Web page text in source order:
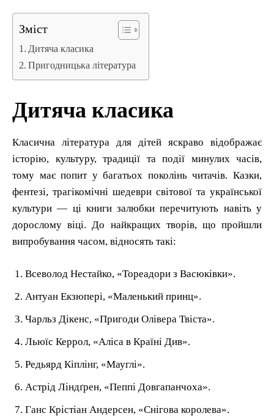
Зміст
Дитяча класика
Пригодницька література
Дитяча класика
Класична література для дітей яскраво відображає
історію, культуру, традиції та події минулих часів,
тому має попит у багатьох поколінь читачів. Казки,
фентезі, трагікомічні шедеври світової та української
культури — ці книги залюбки перечитують навіть у
дорослому віці. До найкращих творів, що пройшли
випробування часом, відносять такі:
Всеволод Нестайко, «Тореадори з Васюківки».
Антуан Екзюпері, «Маленький принц».
Чарльз Дікенс, «Пригоди Олівера Твіста».
Льюїс Керрол, «Аліса в Країні Див».
Редьярд Кіплінг, «Мауглі».
Астрід Ліндґрен, «Пеппі Довгапанчоха».
Ганс Крістіан Андерсен, «Снігова королева».